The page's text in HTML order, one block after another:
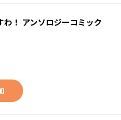
！ アンソロジーコミック